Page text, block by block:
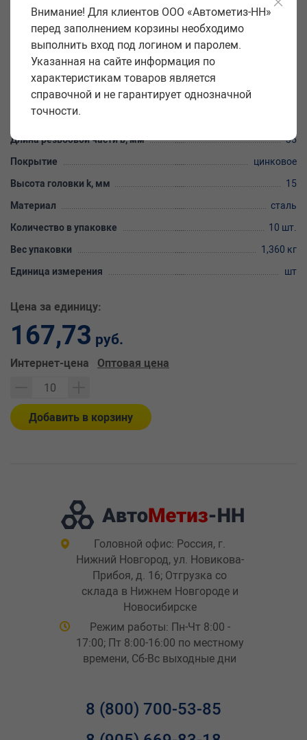
Производитель
БелЗАН
Класс прочности
Форма головки
шестигран.с фланцем
Размер под ключ S, мм
Диаметр резьбы и шаг d, мм
Длина стержня l, мм
Длина резьбовой части b, мм
35
Покрытие
цинковое
Высота головки k, мм
15
Материал
сталь
Количество в упаковке
10 шт.
Вес упаковки
1,360 кг
Единица измерения
шт
Цена за единицу:
167,73 руб.
Интернет-цена Оптовая цена
Добавить в корзину
Головной офис: Россия, г.
Нижний Новгород, ул. Новикова-
Прибоя, д. 16; Отгрузка со
склада в Нижнем Новгороде и
Новосибирске
Режим работы: Пн-Чт 8:00 -
17:00; Пт 8:00-16:00 по местному
времени, Сб-Вс выходные дни
8 (800) 700-53-85
Внимание! Для клиентов ООО «Автометиз-НН»
перед заполнением корзины необходимо
выполнить вход под логином и паролем.
Указанная на сайте информация по
характеристикам товаров является
справочной и не гарантирует однозначной
точности.